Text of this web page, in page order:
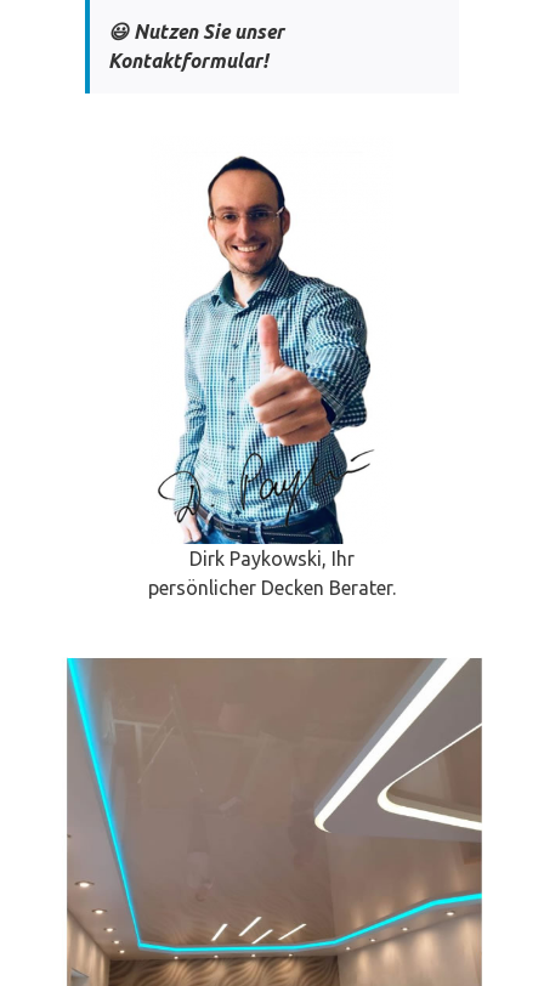
😃 Nutzen Sie unser
Kontaktformular!
Dirk Paykowski, Ihr
persönlicher Decken Berater.